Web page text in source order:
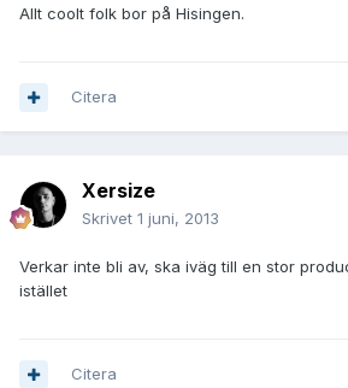
Allt coolt folk bor på Hisingen.
Citera
Xersize
Skrivet 1 juni, 2013
Verkar inte bli av, ska iväg till en stor
istället
Citera